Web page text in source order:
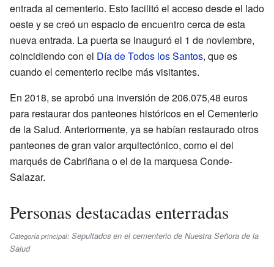
entrada al cementerio. Esto facilitó el acceso desde el lado
oeste y se creó un espacio de encuentro cerca de esta
nueva entrada. La puerta se inauguró el 1 de noviembre,
coincidiendo con el Día de Todos los Santos, que es
cuando el cementerio recibe más visitantes.
En 2018, se aprobó una inversión de 206.075,48 euros
para restaurar dos panteones históricos en el Cementerio
de la Salud. Anteriormente, ya se habían restaurado otros
panteones de gran valor arquitectónico, como el del
marqués de Cabriñana o el de la marquesa Conde-
Salazar.
Personas destacadas enterradas
Categoría principal: Sepultados en el cementerio de Nuestra Señora de la
Salud